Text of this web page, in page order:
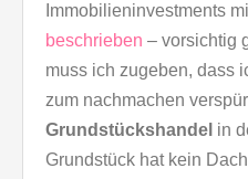
Immobilieninvestments
beschrieben – vorsichtig
muss ich zugeben, dass
zum nachmachen
Grundstückshandel in
Grundstück hat kein